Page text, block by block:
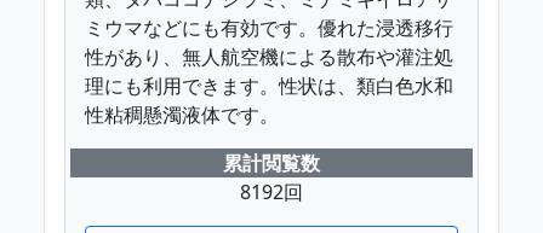
ミウマなどにも有効です。優れた浸透移行
性があり、無人航空機による散布や灌注処
理にも利用できます。性状は、類白色水和
性粘稠懸濁液体です。
累計閲覧数
8192回